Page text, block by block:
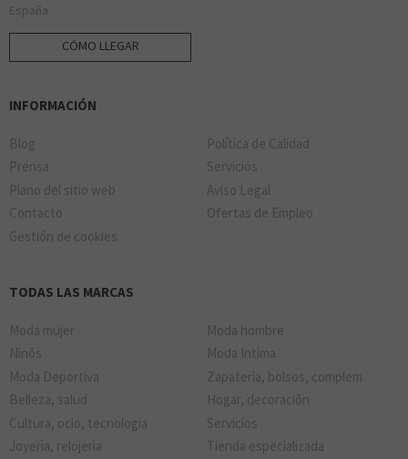
España
CÓMO LLEGAR
INFORMACIÓN
Blog
Política de Calidad
Prensa
Servicios
Plano del sitio web
Aviso Legal
Contacto
Ofertas de Empleo
Gestión de cookies
TODAS LAS MARCAS
Moda mujer
Moda hombre
Ninõs
Moda Intima
Moda Deportiva
Zapateria, bolsos, complem.
Belleza, salud
Hogar, decoraciõn
Cultura, ocio, tecnologia
Servicios
Joyerìa, relojerìa
Tienda especializada